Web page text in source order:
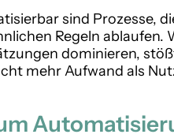
sind Prozesse,
Regeln
dominieren,
mehr Aufwand als